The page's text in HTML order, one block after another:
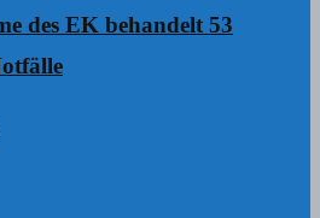
des EK behandelt 53